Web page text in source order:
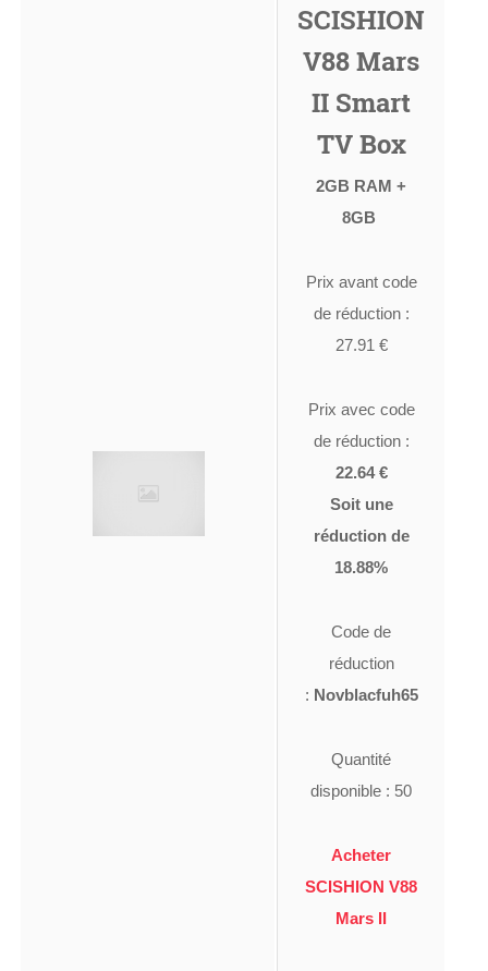
SCISHION
V88 Mars
II Smart
TV Box
2GB RAM +
8GB
Prix avant code
de réduction :
27.91 €
Prix avec code
de réduction :
22.64 €
Soit une
réduction de
18.88%
Code de
réduction
: Novblacfuh65
Quantité
disponible : 50
Acheter
SCISHION V88
Mars II